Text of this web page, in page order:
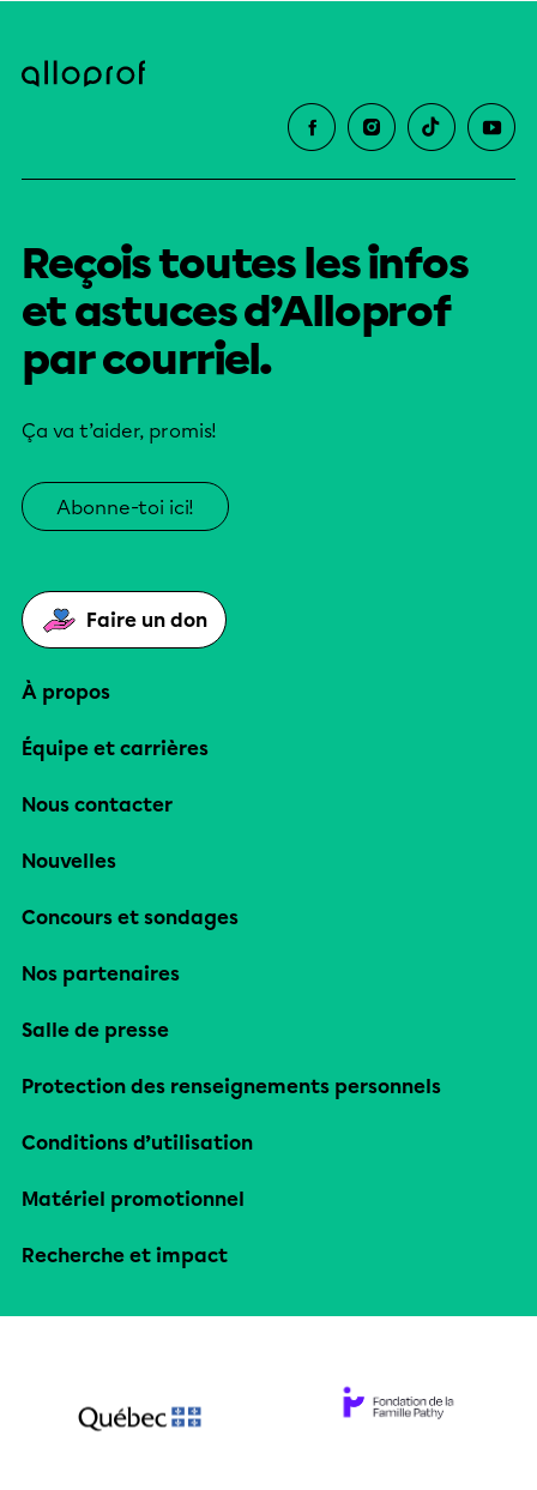
Reçois toutes les infos
et astuces d’Alloprof
par courriel.
Ça va t’aider, promis!
Abonne-toi ici!
Faire un don
À propos
Équipe et carrières
Nous contacter
Nouvelles
Concours et sondages
Nos partenaires
Salle de presse
Protection des renseignements personnels
Conditions d’utilisation
Matériel promotionnel
Recherche et impact